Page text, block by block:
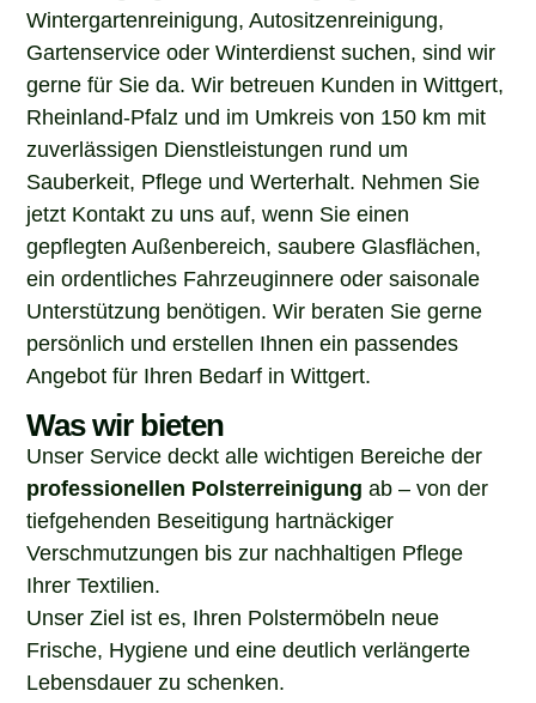
Wintergartenreinigung, Autositzenreinigung,
Gartenservice oder Winterdienst suchen, sind wir
gerne für Sie da. Wir betreuen Kunden in Wittgert,
Rheinland-Pfalz und im Umkreis von 150 km mit
zuverlässigen Dienstleistungen rund um
Sauberkeit, Pflege und Werterhalt. Nehmen Sie
jetzt Kontakt zu uns auf, wenn Sie einen
gepflegten Außenbereich, saubere Glasflächen,
ein ordentliches Fahrzeuginnere oder saisonale
Unterstützung benötigen. Wir beraten Sie gerne
persönlich und erstellen Ihnen ein passendes
Angebot für Ihren Bedarf in Wittgert.
Was wir bieten
Unser Service deckt alle wichtigen Bereiche der
professionellen Polsterreinigung ab – von der
tiefgehenden Beseitigung hartnäckiger
Verschmutzungen bis zur nachhaltigen Pflege
Ihrer Textilien.
Unser Ziel ist es, Ihren Polstermöbeln neue
Frische, Hygiene und eine deutlich verlängerte
Lebensdauer zu schenken.